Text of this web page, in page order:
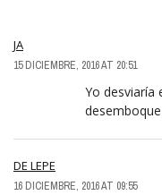
JA
15 DICIEMBRE, 2016 AT 20:51
Yo desviaría
DE LEPE
16 DICIEMBRE, 2016 AT 09:55